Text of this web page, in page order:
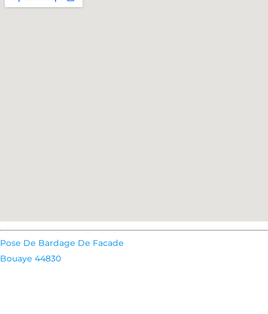
Pose De Bardage De Facade
Bouaye 44830